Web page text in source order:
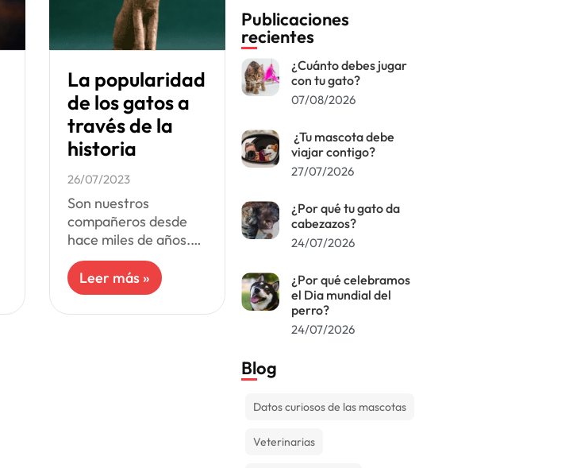
La popularidad
de los gatos a
través de la
historia
26/07/2023
Son nuestros
compañeros desde
hace miles de años.
Aunque se
domesticaron mucho
después que los
perros, los gatos
Leer más »
Publicaciones
recientes
¿Cuánto debes jugar
con tu gato?
07/08/2026
¿Tu mascota debe
viajar contigo?
27/07/2026
¿Por qué tu gato da
cabezazos?
24/07/2026
¿Por qué celebramos
el Dia mundial del
perro?
24/07/2026
Blog
Datos curiosos de las mascotas
Veterinarias